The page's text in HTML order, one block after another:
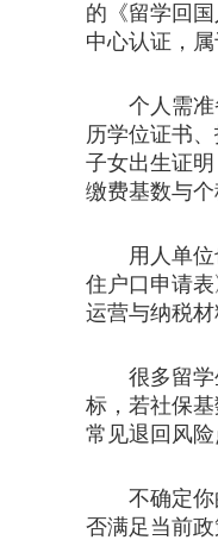
的《留学回
中心认证，属
个人需准备
历学位证书
子女出生证
缴费基数与个
用人单位也
住户口申请
运营与纳税材
很多留学生
标，若社保
常见退回风
不确定你的
否满足当前